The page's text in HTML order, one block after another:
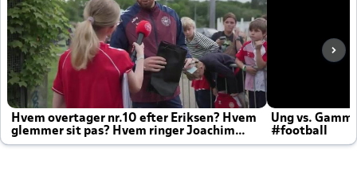
Hvem overtager nr.10 efter Eriksen? Hvem
glemmer sit pas? Hvem ringer Joachim
altid til efter kampe?
Ung vs.
#football